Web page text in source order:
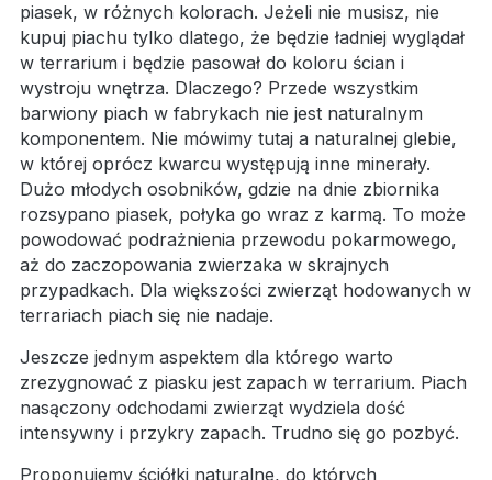
piasek, w różnych kolorach. Jeżeli nie musisz, nie
kupuj piachu tylko dlatego, że będzie ładniej wyglądał
w terrarium i będzie pasował do koloru ścian i
wystroju wnętrza. Dlaczego? Przede wszystkim
barwiony piach w fabrykach nie jest naturalnym
komponentem. Nie mówimy tutaj a naturalnej glebie,
w której oprócz kwarcu występują inne minerały.
Dużo młodych osobników, gdzie na dnie zbiornika
rozsypano piasek, połyka go wraz z karmą. To może
powodować podrażnienia przewodu pokarmowego,
aż do zaczopowania zwierzaka w skrajnych
przypadkach. Dla większości zwierząt hodowanych w
terrariach piach się nie nadaje.
Jeszcze jednym aspektem dla którego warto
zrezygnować z piasku jest zapach w terrarium. Piach
nasączony odchodami zwierząt wydziela dość
intensywny i przykry zapach. Trudno się go pozbyć.
Proponujemy ściółki naturalne, do których